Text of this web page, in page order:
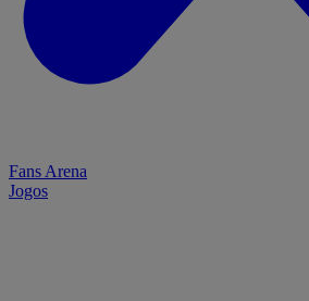
Fans Arena
Jogos